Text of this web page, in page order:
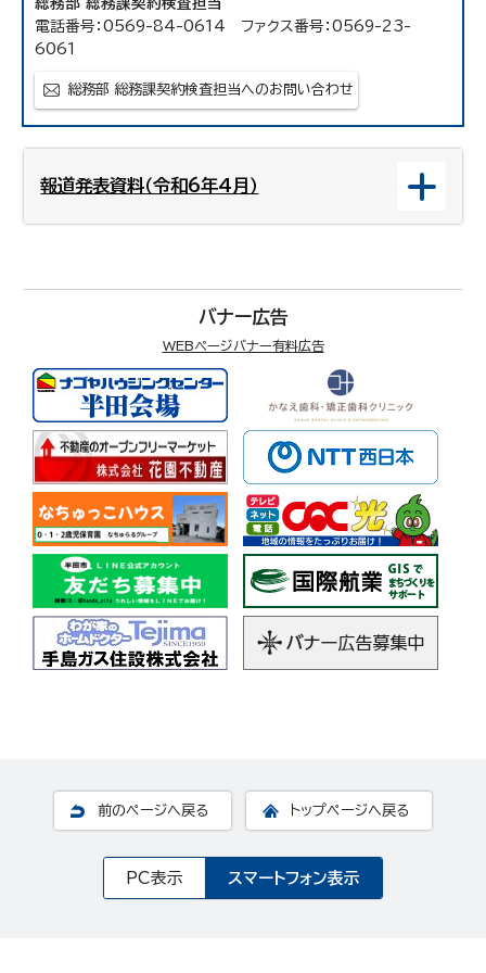
総務部 総務課契約検査担当
電話番号：0569-84-0614 ファクス番号：0569-23-
6061
総務部 総務課契約検査担当へのお問い合わせ
報道発表資料（令和6年4月）
バナー広告
WEBページバナー有料広告
前のページへ戻る トップページへ戻る
PC表示 スマートフォン表示